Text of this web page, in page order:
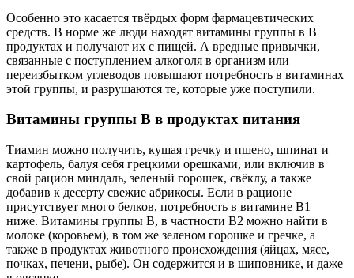
Особенно это касается твёрдых форм фармацевтических
средств. В норме же люди находят витамины группы в В
продуктах и получают их с пищей. А вредные привычки,
связанные с поступлением алкоголя в организм или
переизбытком углеводов повышают потребность в витаминах
этой группы, и разрушаются те, которые уже поступили.
Витамины группы В в продуктах питания
Тиамин можно получить, кушая гречку и пшено, шпинат и
картофель, балуя себя грецкими орешками, или включив в
свой рацион миндаль, зеленый горошек, свёклу, а также
добавив к десерту свежие абрикосы. Если в рационе
присутствует много белков, потребность в витамине В1 –
ниже. Витамины группы В, в частности В2 можно найти в
молоке (коровьем), в том же зеленом горошке и гречке, а
также в продуктах животного происхождения (яйцах, мясе,
почках, печени, рыбе). Он содержится и в шиповнике, и даже